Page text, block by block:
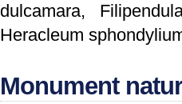
dulcamara,
Heracleum
Monument